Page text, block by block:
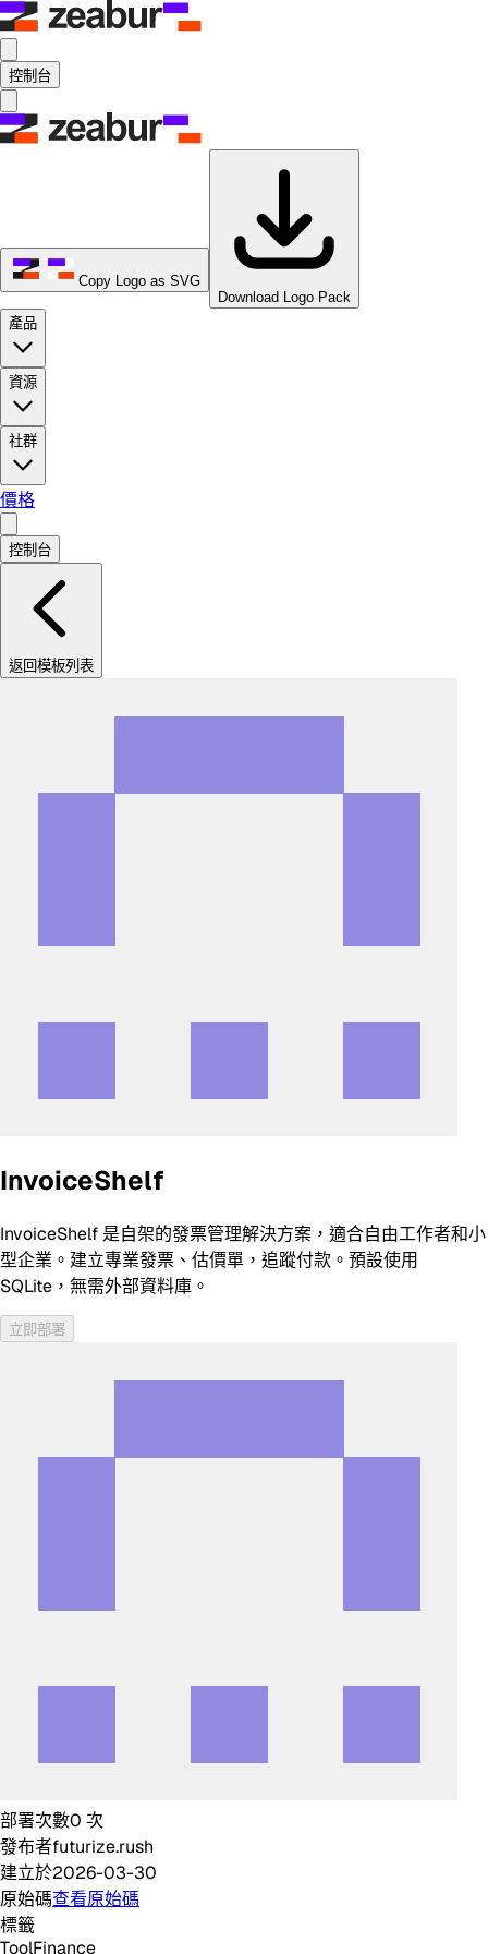
控制台
Copy Logo as SVG
Download Logo Pack
產品
資源
社群
價格
控制台
返回模板列表
InvoiceShelf
InvoiceShelf 是自架的發票管理解決方案，適合自由工作者和小
型企業。建立專業發票、估價單，追蹤付款。預設使用
SQLite，無需外部資料庫。
立即部署
部署次數0 次
發布者futurize.rush
建立於2026-03-30
原始碼查看原始碼
標籤
ToolFinance